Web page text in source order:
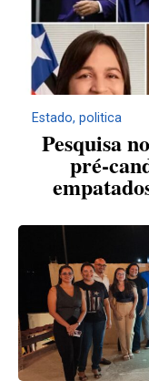
Estado, politica
Pesquisa
pré-